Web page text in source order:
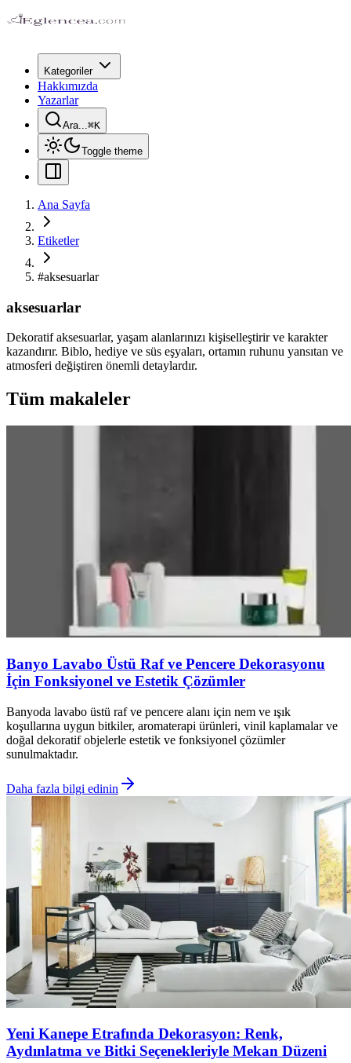
Kategoriler
Hakkımızda
Yazarlar
Ara...⌘K
Toggle theme
Ana Sayfa
Etiketler
#aksesuarlar
aksesuarlar
Dekoratif aksesuarlar, yaşam alanlarınızı kişiselleştirir ve karakter
kazandırır. Biblo, hediye ve süs eşyaları, ortamın ruhunu yansıtan ve
atmosferi değiştiren önemli detaylardır.
Tüm makaleler
Banyo Lavabo Üstü Raf ve Pencere Dekorasyonu
İçin Fonksiyonel ve Estetik Çözümler
Banyoda lavabo üstü raf ve pencere alanı için nem ve ışık
koşullarına uygun bitkiler, aromaterapi ürünleri, vinil kaplamalar ve
doğal dekoratif objelerle estetik ve fonksiyonel çözümler
sunulmaktadır.
Daha fazla bilgi edinin
Yeni Kanepe Etrafında Dekorasyon: Renk,
Aydınlatma ve Bitki Seçenekleriyle Mekan Düzeni